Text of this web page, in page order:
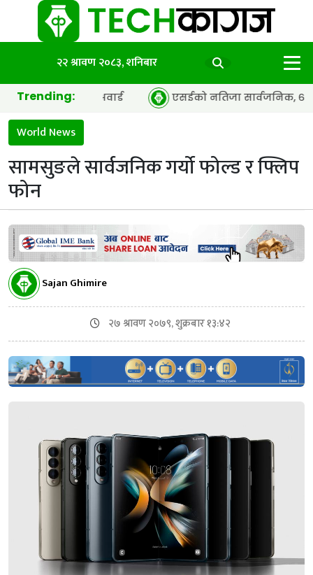
२२ श्रावण २०८३, शनिबार
Trending:
द इयर’ अवार्ड एसईको नतिजा सार्वजनिक, ६५.९८ प्रतिशत
World News
सामसुङले सार्वजनिक गर्यो फोल्ड र फ्लिप
फोन
Sajan Ghimire
२७ श्रावण २०७९, शुक्रबार १३:४२